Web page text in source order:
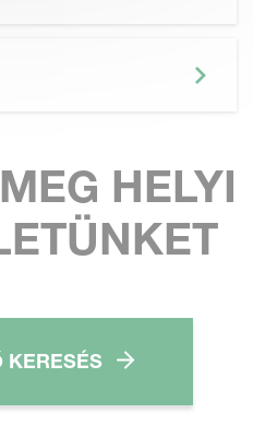
HELYI
KERESÉS